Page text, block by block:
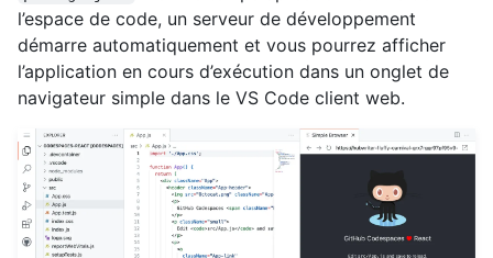
l’espace de code, un serveur de développement
démarre automatiquement et vous pourrez afficher
l’application en cours d’exécution dans un onglet de
navigateur simple dans le VS Code client web.